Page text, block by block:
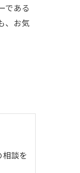
である
、お気
談を